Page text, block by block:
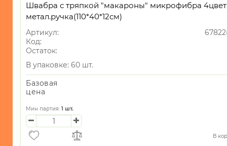
Швабра с тряпкой "макароны" микрофибра
метал.ручка(110*40*12см)
Артикул:
Код:
Остаток:
В упаковке: 60 шт.
Базовая
цена
Мин партия: 1 шт.
В